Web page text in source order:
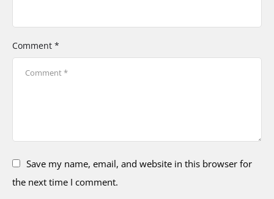
Comment *
Save my name, email, and website in this browser for
the next time I comment.